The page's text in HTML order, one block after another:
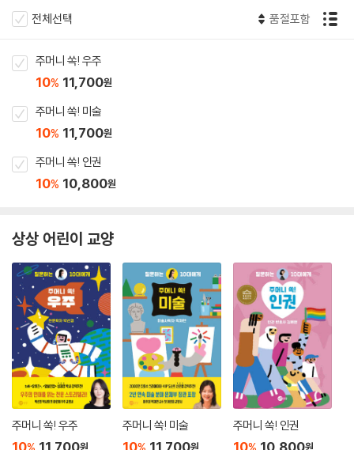
전체선택 품절포함
주머니 쏙! 우주
10% 11,700원
주머니 쏙! 미술
10% 11,700원
주머니 쏙! 인권
10% 10,800원
상상 어린이 교양
주머니 쏙! 우주
10 11,700원
주머니 쏙! 미술
10 11,700원
주머니 쏙! 인권
10 10,800원